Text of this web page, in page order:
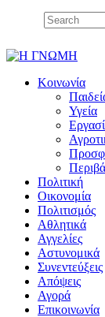
Κοινωνία
Υγεία
Πολιτική
Οικονομία
Πολιτισμός
Αθλητικά
Αγγελίες
Αστυνομικά
Συνεντεύξεις
Απόψεις
Αγορά
Επικοινωνία